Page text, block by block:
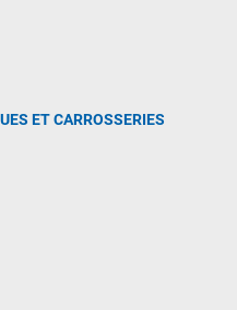
ET CARROSSERIES